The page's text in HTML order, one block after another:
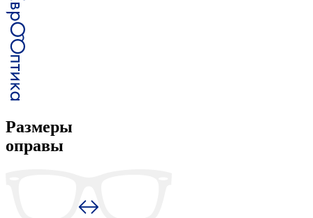
Размеры
оправы